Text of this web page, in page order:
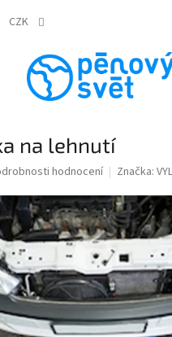
CZK
na lehnutí
hodnocení Značka: